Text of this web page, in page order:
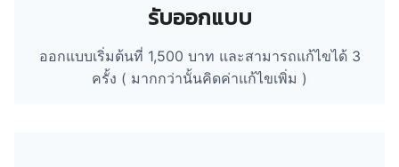
รับออกแบบ
ออกแบบเริ่มต้นที่ 1,500 บาท และสามารถแก้ไขได้ 3
ครั้ง ( มากกว่านั้นคิดค่าแก้ไขเพิ่ม )